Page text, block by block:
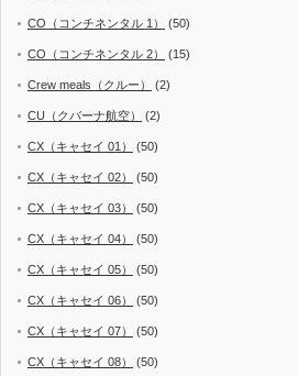
CO（コンチネンタル 1） (50)
CO（コンチネンタル 2） (15)
Crew meals（クルー） (2)
CU（クバーナ航空） (2)
CX（キャセイ 01） (50)
CX（キャセイ 02） (50)
CX（キャセイ 03） (50)
CX（キャセイ 04） (50)
CX（キャセイ 05） (50)
CX（キャセイ 06） (50)
CX（キャセイ 07） (50)
CX（キャセイ 08） (50)